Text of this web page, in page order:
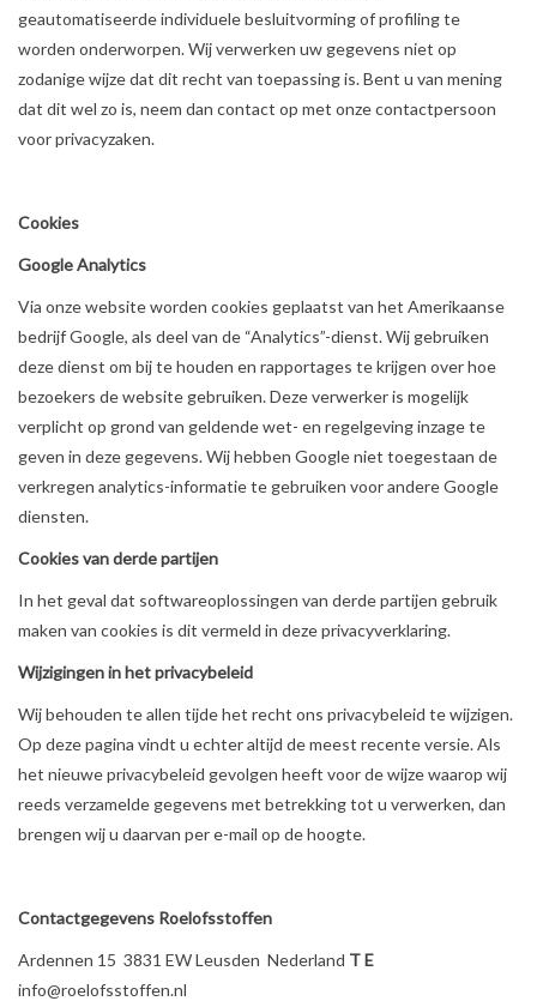
geautomatiseerde individuele besluitvorming of profiling te
worden onderworpen. Wij verwerken uw gegevens niet op
zodanige wijze dat dit recht van toepassing is. Bent u van mening
dat dit wel zo is, neem dan contact op met onze contactpersoon
voor privacyzaken.
Cookies
Google Analytics
Via onze website worden cookies geplaatst van het Amerikaanse
bedrijf Google, als deel van de “Analytics”-dienst. Wij gebruiken
deze dienst om bij te houden en rapportages te krijgen over hoe
bezoekers de website gebruiken. Deze verwerker is mogelijk
verplicht op grond van geldende wet- en regelgeving inzage te
geven in deze gegevens. Wij hebben Google niet toegestaan de
verkregen analytics-informatie te gebruiken voor andere Google
diensten.
Cookies van derde partijen
In het geval dat softwareoplossingen van derde partijen gebruik
maken van cookies is dit vermeld in deze privacyverklaring.
Wijzigingen in het privacybeleid
Wij behouden te allen tijde het recht ons privacybeleid te wijzigen.
Op deze pagina vindt u echter altijd de meest recente versie. Als
het nieuwe privacybeleid gevolgen heeft voor de wijze waarop wij
reeds verzamelde gegevens met betrekking tot u verwerken, dan
brengen wij u daarvan per e-mail op de hoogte.
Contactgegevens Roelofsstoffen
Ardennen 15 3831 EW Leusden Nederland T E
info@roelofsstoffen.nl